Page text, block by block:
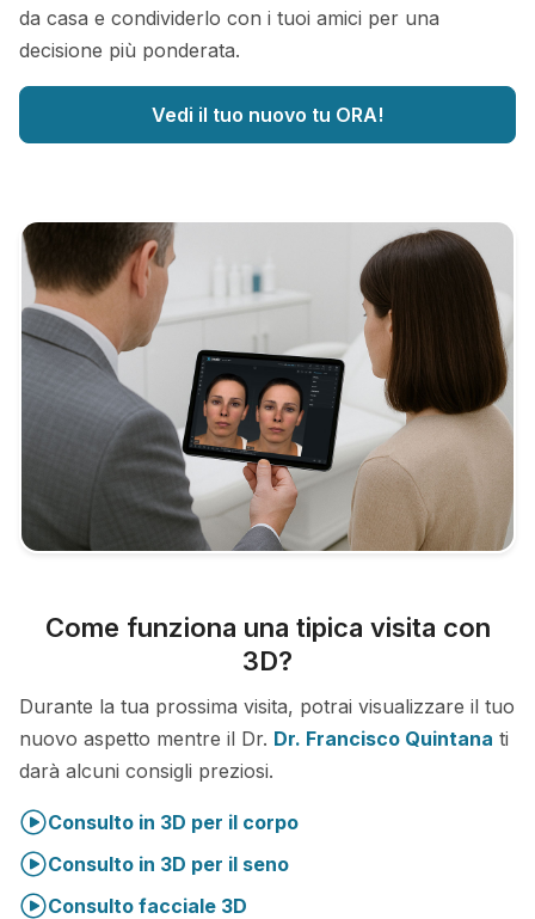
da casa e condividerlo con i tuoi amici per una
decisione più ponderata.
Vedi il tuo nuovo tu ORA!
Come funziona una tipica visita con
3D?
Durante la tua prossima visita, potrai visualizzare il tuo
nuovo aspetto mentre il Dr. Dr. Francisco Quintana ti
darà alcuni consigli preziosi.
Consulto in 3D per il corpo
Consulto in 3D per il seno
Consulto facciale 3D